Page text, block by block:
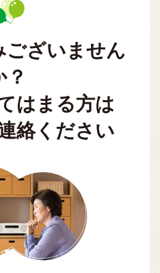
ございません
？
はまる方は
絡ください